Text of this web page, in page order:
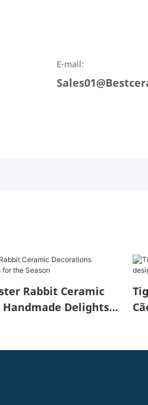
E-mail:
Rabbit Ceramic
Delights